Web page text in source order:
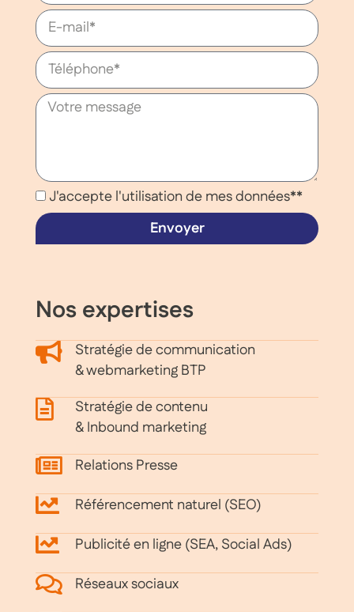
J'accepte l'utilisation de mes données**
Envoyer
Nos expertises
Stratégie de communication
& webmarketing BTP
Stratégie de contenu
& Inbound marketing
Relations Presse
Référencement naturel (SEO)
Publicité en ligne (SEA, Social Ads)
Réseaux sociaux